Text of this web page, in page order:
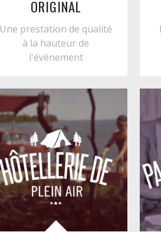
ORIGINAL
Une prestation de qualité
à la hauteur de
l'événement